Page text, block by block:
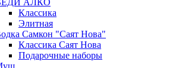
АЛКО
Классика
Элитная
Самкон "Саят Нова"
Классика Саят Нова
Подарочные наборы